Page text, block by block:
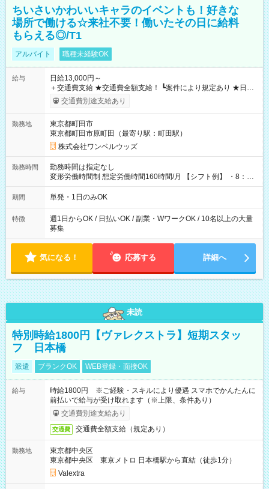
ちいさいかわいいキャラのイベントも！好きな
場所で働ける☆来社不要！働いたその日に給料
もらえる◎/T1
アルバイト 職種未経験OK
給与
日給13,000円～
＋交通費支給 ★交通費全額支給！ ┗案件により規定あり ★日払
いOK！（規定あり） ┗働いたその日に現金GET♪ お仕事後はコ
ンビニATMから 日払い分を引き落とせます！ 【試用期間】試
交通費別途支給あり
勤務地
東京都町田市
東京都町田市原町田（最寄り駅：町田駅）
株式会社ワンベルウッズ
勤務時間
勤務時間は指定なし
変形労働時間制 想定労働時間160時間/月 【シフト例】 ・8：00
～21：00
期間 単発・1日のみOK
特徴
週1日からOK / 日払いOK / 副業・WワークOK / 10名以上の大量
募集
気になる！ 応募する 詳細へ
未読
特別時給1800円【ヴァレクストラ】短期スタッ
フ 日本橋
派遣 ブランクOK WEB登録・面接OK
給与
時給1800円 ※ご経験・スキルにより優遇 スマホでかんたんに
前払いで給与が受け取れます（※上限、条件あり）
交通費別途支給あり
交通費 交通費全額支給（規定あり）
勤務地
東京都中央区
東京都中央区 東京メトロ 日本橋駅から直結（徒歩1分）
Valextra